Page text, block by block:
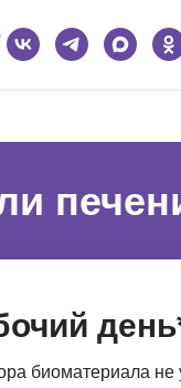
биоматериала не